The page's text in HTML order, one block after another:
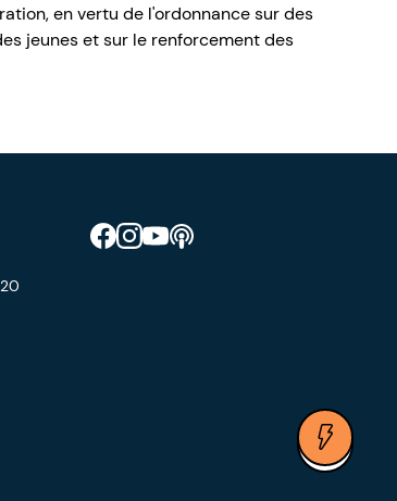
en vertu de l'ordonnance sur des
jeunes et sur le renforcement des
Retrouve CIAO sur Facebook
Retrouve CIAO sur Instagram
Retrouve CIAO sur YouTube
Découvre notre podcast